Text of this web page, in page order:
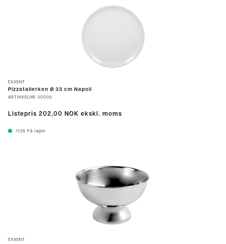
EXXENT
Pizzatallerken Ø 33 cm Napoli
ARTIKKELNR 30005
Listepris 202,00 NOK ekskl. moms
1128 På lager
EXXENT